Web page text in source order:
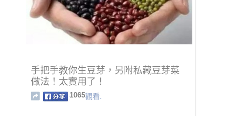
手把手教你生豆芽，另附私藏豆芽菜
做法！太實用了！
1065觀看.